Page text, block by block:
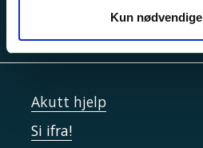
Kun
Akutt hjelp
Si ifra!